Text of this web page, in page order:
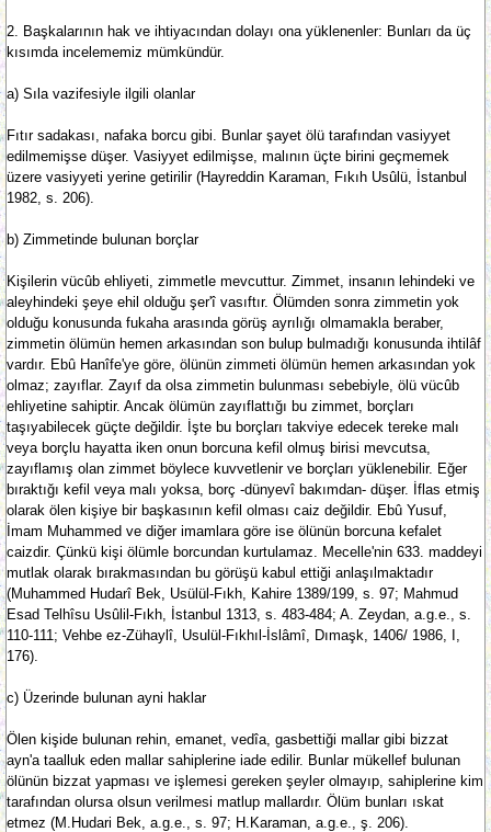
2. Başkalarının hak ve ihtiyacından dolayı ona yüklenenler: Bunları da üç
kısımda incelememiz mümkündür.
a) Sıla vazifesiyle ilgili olanlar
Fıtır sadakası, nafaka borcu gibi. Bunlar şayet ölü tarafından vasiyyet
edilmemişse düşer. Vasiyyet edilmişse, malının üçte birini geçmemek
üzere vasiyyeti yerine getirilir (Hayreddin Karaman, Fıkıh Usûlü, İstanbul
1982, s. 206).
b) Zimmetinde bulunan borçlar
Kişilerin vücûb ehliyeti, zimmetle mevcuttur. Zimmet, insanın lehindeki ve
aleyhindeki şeye ehil olduğu şer'î vasıftır. Ölümden sonra zimmetin yok
olduğu konusunda fukaha arasında görüş ayrılığı olmamakla beraber,
zimmetin ölümün hemen arkasından son bulup bulmadığı konusunda ihtilâf
vardır. Ebû Hanîfe'ye göre, ölünün zimmeti ölümün hemen arkasından yok
olmaz; zayıflar. Zayıf da olsa zimmetin bulunması sebebiyle, ölü vücûb
ehliyetine sahiptir. Ancak ölümün zayıflattığı bu zimmet, borçları
taşıyabilecek güçte değildir. İşte bu borçları takviye edecek tereke malı
veya borçlu hayatta iken onun borcuna kefil olmuş birisi mevcutsa,
zayıflamış olan zimmet böylece kuvvetlenir ve borçları yüklenebilir. Eğer
bıraktığı kefil veya malı yoksa, borç -dünyevî bakımdan- düşer. İflas etmiş
olarak ölen kişiye bir başkasının kefil olması caiz değildir. Ebû Yusuf,
İmam Muhammed ve diğer imamlara göre ise ölünün borcuna kefalet
caizdir. Çünkü kişi ölümle borcundan kurtulamaz. Mecelle'nin 633. maddeyi
mutlak olarak bırakmasından bu görüşü kabul ettiği anlaşılmaktadır
(Muhammed Hudarî Bek, Usülül-Fıkh, Kahire 1389/199, s. 97; Mahmud
Esad Telhîsu Usûlil-Fıkh, İstanbul 1313, s. 483-484; A. Zeydan, a.g.e., s.
110-111; Vehbe ez-Zühaylî, Usulül-Fıkhıl-İslâmî, Dımaşk, 1406/ 1986, I,
176).
c) Üzerinde bulunan ayni haklar
Ölen kişide bulunan rehin, emanet, vedîa, gasbettiği mallar gibi bizzat
ayn'a taalluk eden mallar sahiplerine iade edilir. Bunlar mükellef bulunan
ölünün bizzat yapması ve işlemesi gereken şeyler olmayıp, sahiplerine kim
tarafından olursa olsun verilmesi matlup mallardır. Ölüm bunları ıskat
etmez (M.Hudari Bek, a.g.e., s. 97; H.Karaman, a.g.e., ş. 206).